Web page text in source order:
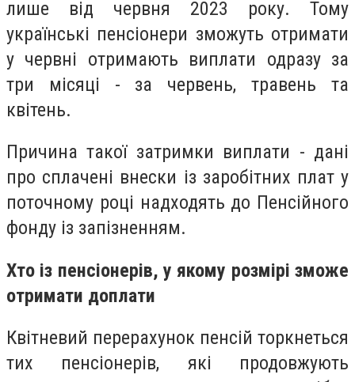
лише від червня 2023 року. Тому
українські пенсіонери зможуть отримати
у червні отримають виплати одразу за
три місяці - за червень, травень та
квітень.
Причина такої затримки виплати - дані
про сплачені внески із заробітних плат у
поточному році надходять до Пенсійного
фонду із запізненням.
Хто із пенсіонерів, у якому розмірі зможе
отримати доплати
Квітневий перерахунок пенсій торкнеться
тих пенсіонерів, які продовжують